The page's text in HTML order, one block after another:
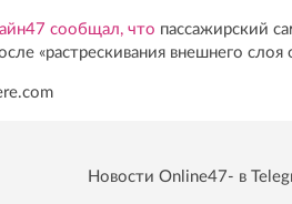
сообщал, что пассажирский
«растрескивания внешнего
Новости Online47- в